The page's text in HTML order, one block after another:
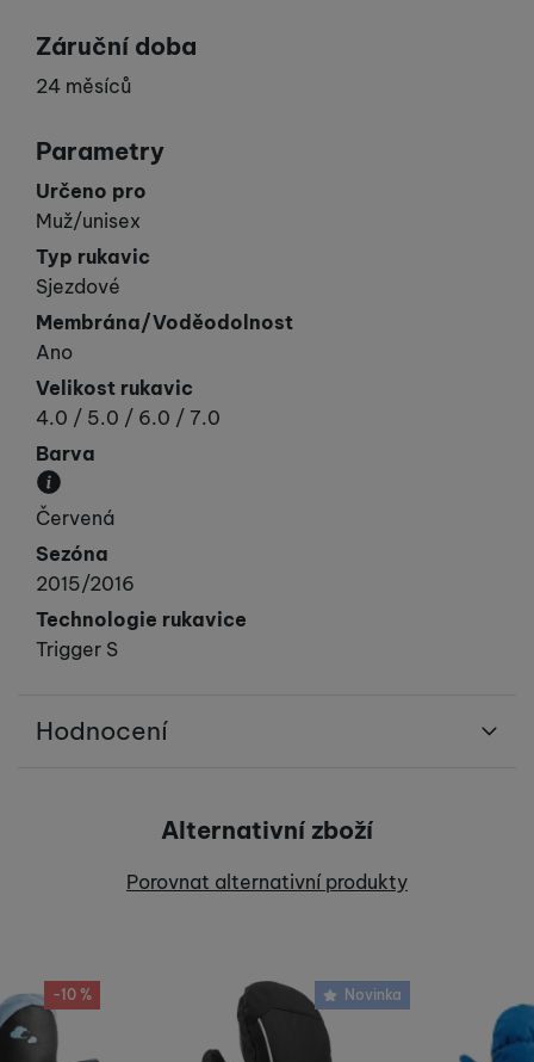
Záruční doba
24 měsíců
Parametry
Určeno pro
Muž/unisex
Typ rukavic
Sjezdové
Membrána/Voděodolnost
Ano
Velikost rukavic
4.0 / 5.0 / 6.0 / 7.0
Barva
Převládající barva výrobku.
Červená
Sezóna
2015/2016
Technologie rukavice
Trigger S
Hodnocení
Recenze
Alternativní zboží
Porovnat alternativní produkty
Novinka
-10 %